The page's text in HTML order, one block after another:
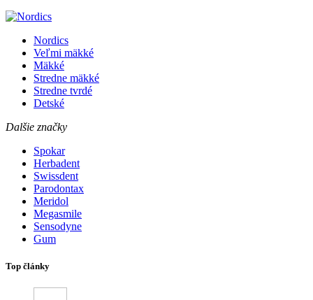
Nordics
Veľmi mäkké
Mäkké
Stredne mäkké
Stredne tvrdé
Detské
Dalšie značky
Spokar
Herbadent
Swissdent
Parodontax
Meridol
Megasmile
Sensodyne
Gum
Top články